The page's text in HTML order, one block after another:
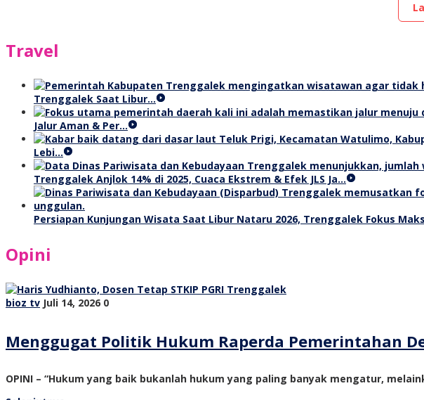
Travel
Trenggalek Saat Libur…
Jalur Aman & Per…
Lebi…
Trenggalek Anjlok 14% di 2025, Cuaca Ekstrem & Efek JLS Ja…
Persiapan Kunjungan Wisata Saat Libur Nataru 2026, Trenggalek Fokus
Opini
bioz tv Juli 14, 2026 0
Menggugat Politik Hukum Raperda Pemerintahan
OPINI – “Hukum yang baik bukanlah hukum yang paling banyak mengatur,